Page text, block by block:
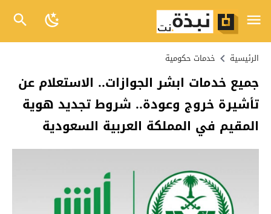
الرئيسية خدمات حكومية
جميع خدمات ابشر الجوازات.. الاستعلام عن
تأشيرة خروج وعودة.. شروط تجديد هوية
المقيم في المملكة العربية السعودية